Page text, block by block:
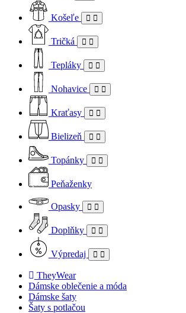
Košeľe
Tričká
Tepláky
Nohavice
Kraťasy
Bielizeň
Topánky
Peňaženky
Opasky
Doplňky
Výpredaj
TheyWear
Dámske oblečenie a móda
Dámske šaty
Šaty s potlačou